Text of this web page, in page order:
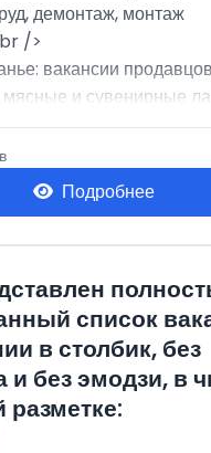
демонтаж, монтаж
/>
вакансии
мясные и сувенирные
на сборку м...
Подробнее
список
в столбик, без
и без эмодзи, в
разметке: